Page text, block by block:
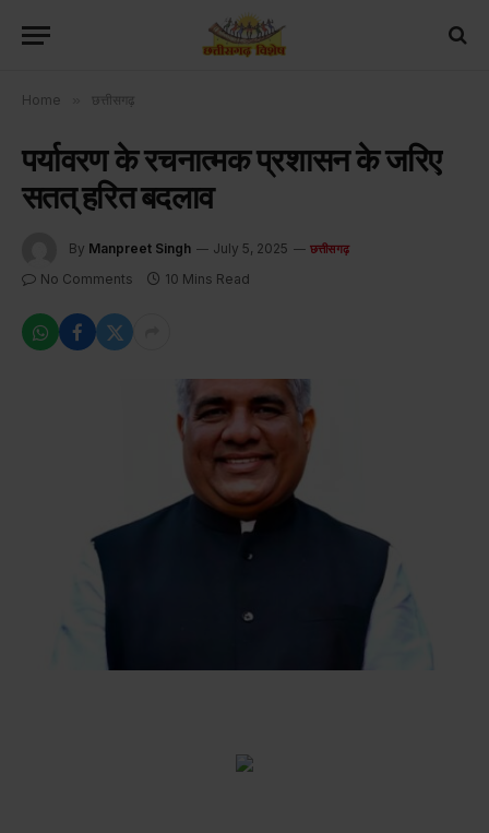
Home छत्तीसगढ़
पर्यावरण के रचनात्मक प्रशासन के जरिए
सतत् हरित बदलाव
By Manpreet Singh July 5, 2025 छत्तीसगढ़
No Comments 10 Mins Read